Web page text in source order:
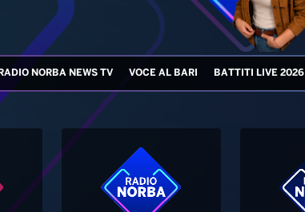
RADIO NORBA NEWS TV VOCE AL BARI BATTITI LIVE 2026